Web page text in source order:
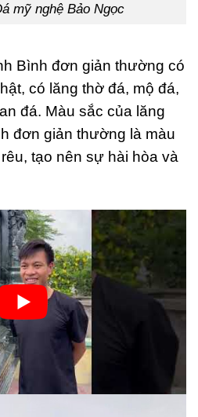
mỹ nghệ Bảo Ngọc
Bình đơn giản thường có
có lăng thờ đá, mộ đá,
đá. Màu sắc của lăng
đơn giản thường là màu
tạo nên sự hài hòa và